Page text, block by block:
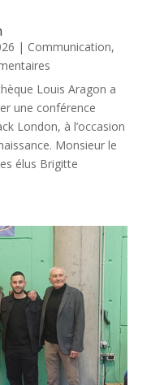
| Communication,
Louis Aragon a
une conférence
London, à l’occasion
Monsieur le
élus Brigitte